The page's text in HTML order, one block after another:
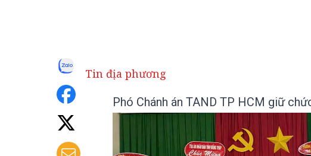
Tin địa phương
Phó Chánh án TAND TP HCM giữ